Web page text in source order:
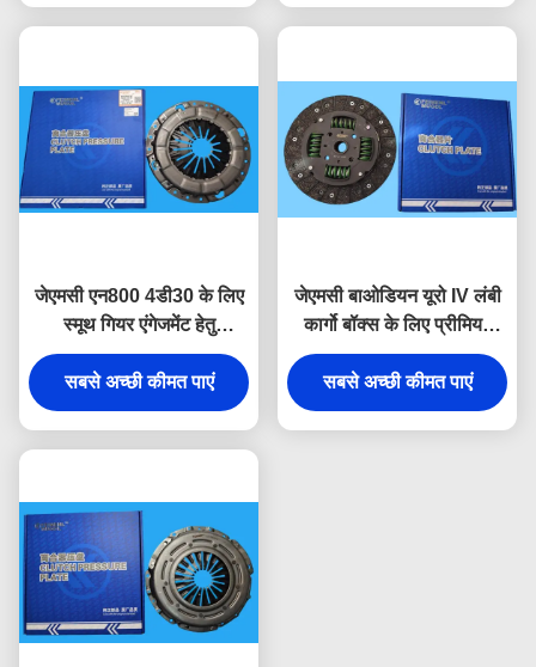
जेएमसी एन800 4डी30 के लिए
स्मूथ गियर एंगेजमेंट हेतु
प्रिसिजन इंजीनियर्ड डीएन3-
7563-एसी क्लच प्रेशर प्लेट
सबसे अच्छी कीमत पाएं
जेएमसी बाओडियन यूरो IV लंबी
कार्गो बॉक्स के लिए प्रीमियम
EP1-7550-AB OEM
क्वालिटी 250 मिमी क्लच डिस्क
सबसे अच्छी कीमत पाएं